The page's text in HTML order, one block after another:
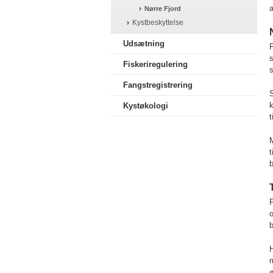
Nørre Fjord
Kystbeskyttelse
Udsætning
Fiskeriregulering
Fangstregistrering
Kystøkologi